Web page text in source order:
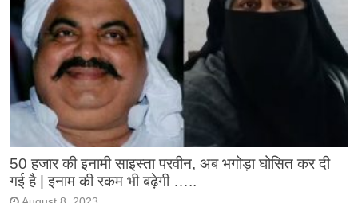
50 हजार की इनामी साइस्ता परवीन, अब भगोड़ा घोसित कर दी
गई है | इनाम की रकम भी बढ़ेगी …..